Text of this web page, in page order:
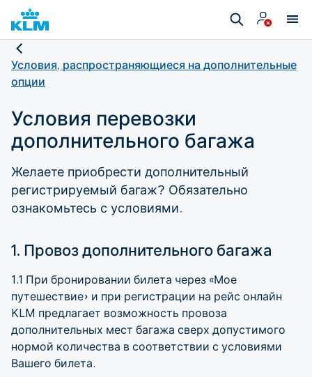
Условия, распространяющиеся на дополнительные
опции
Условия перевозки
дополнительного багажа
Желаете приобрести дополнительный
регистрируемый багаж? Обязательно
ознакомьтесь с условиями.
1. Провоз дополнительного багажа
1.1 При бронировании билета через «Мое
путешествие» и при регистрации на рейс онлайн
KLM предлагает возможность провоза
дополнительных мест багажа сверх допустимого
нормой количества в соответствии с условиями
Вашего билета.